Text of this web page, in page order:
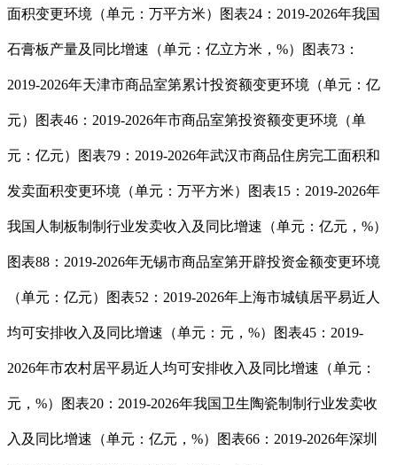
面积变更环境（单元：万平方米）图表24：2019-2026年我国
石膏板产量及同比增速（单元：亿立方米，%）图表73：
2019-2026年天津市商品室第累计投资额变更环境（单元：亿
元）图表46：2019-2026年市商品室第投资额变更环境（单
元：亿元）图表79：2019-2026年武汉市商品住房完工面积和
发卖面积变更环境（单元：万平方米）图表15：2019-2026年
我国人制板制制行业发卖收入及同比增速（单元：亿元，%）
图表88：2019-2026年无锡市商品室第开辟投资金额变更环境
（单元：亿元）图表52：2019-2026年上海市城镇居平易近人
均可安排收入及同比增速（单元：元，%）图表45：2019-
2026年市农村居平易近人均可安排收入及同比增速（单元：
元，%）图表20：2019-2026年我国卫生陶瓷制制行业发卖收
入及同比增速（单元：亿元，%）图表66：2019-2026年深圳